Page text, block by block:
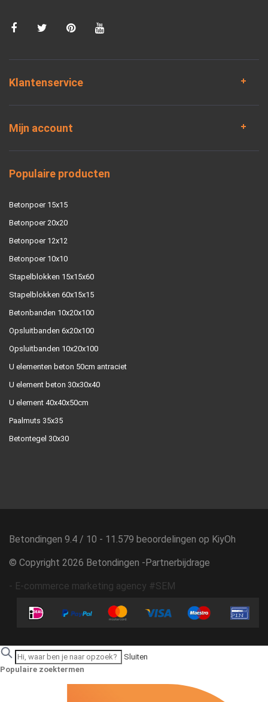
Klantenservice
Mijn account
Populaire producten
Betonpoer 15x15
Betonpoer 20x20
Betonpoer 12x12
Betonpoer 10x10
Stapelblokken 15x15x60
Stapelblokken 60x15x15
Betonbanden 10x20x100
Opsluitbanden 6x20x100
Opsluitbanden 10x20x100
U elementen beton 50cm antraciet
U element beton 30x30x40
U element 40x40x50cm
Paalmuts 35x35
Betontegel 30x30
Betondingen 9.4 / 10 - 11.579 beoordelingen op KiyOh
© Copyright 2026 Betondingen - Partnerbijdrage
- E-commerce marketing agency #SEM
Sluiten
Populaire zoektermen